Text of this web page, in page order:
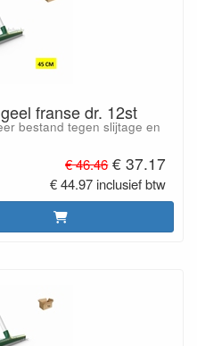
franse dr. 12st
bestand tegen slijtage en
€ 46.46 € 37.17
€ 44.97 inclusief btw